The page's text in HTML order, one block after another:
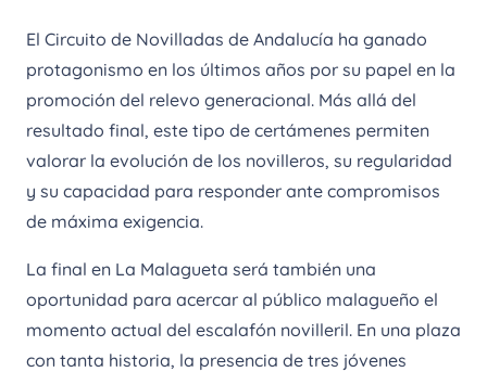
El Circuito de Novilladas de Andalucía ha ganado
protagonismo en los últimos años por su papel en la
promoción del relevo generacional. Más allá del
resultado final, este tipo de certámenes permiten
valorar la evolución de los novilleros, su regularidad
y su capacidad para responder ante compromisos
de máxima exigencia.
La final en La Malagueta será también una
oportunidad para acercar al público malagueño el
momento actual del escalafón novilleril. En una plaza
con tanta historia, la presencia de tres jóvenes